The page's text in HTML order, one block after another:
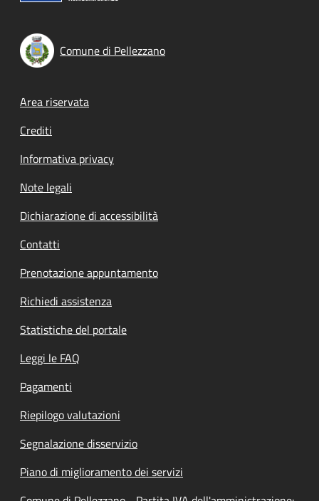
Comune di Pellezzano
Footer menu
Area riservata
Crediti
Informativa privacy
Note legali
Dichiarazione di accessibilità
Contatti
Prenotazione appuntamento
Richiedi assistenza
Statistiche del portale
Leggi le FAQ
Pagamenti
Riepilogo valutazioni
Segnalazione disservizio
Piano di miglioramento dei servizi